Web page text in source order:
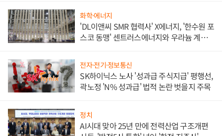
화학·에너지
'DL이앤씨 SMR 협력사' X에너지, '한수원 포
스코 동맹' 센트러스에너지와 우라늄 계약
전자·전기·정보통신
SK하이닉스 노사 '성과급 주식지급' 평행선,
곽노정 'N% 성과급' 법적 논란 벗을지 주목
정치
AI시대 맞아 25년 만에 전력산업 구조개편